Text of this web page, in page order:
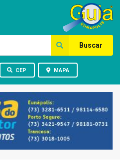
Buscar
CEP MAPA